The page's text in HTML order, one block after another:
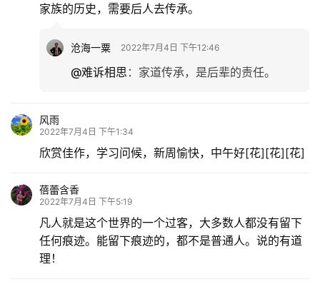
家族的历史，需要后人去传承。
沧海一粟 2022年7月4日 下午12:46
@难诉相思 ： 家道传承，是后辈的责任。
风雨
2022年7月4日 下午1:34
欣赏佳作，学习问候，新周愉快，中午好[花][花][花]
蓓蕾含香
2022年7月4日 下午5:19
凡人就是这个世界的一个过客，大多数人都没有留下
任何痕迹。能留下痕迹的，都不是普通人。说的有道
理！